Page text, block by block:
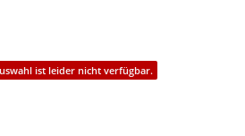
ist leider nicht verfügbar.